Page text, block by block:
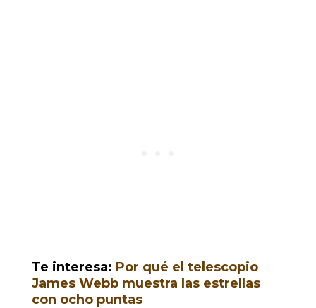
Te interesa: Por qué el telescopio
James Webb muestra las estrellas
con ocho puntas